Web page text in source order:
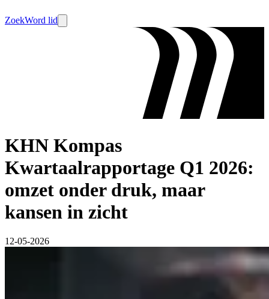
ZoekWord lid
KHN Kompas
Kwartaalrapportage Q1 2026:
omzet onder druk, maar
kansen in zicht
12-05-2026